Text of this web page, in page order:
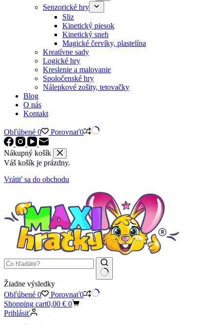
Senzorické hry
Sliz
Kinetický piesok
Kinetický sneh
Magické červíky, plastelína
Kreatívne sady
Logické hry
Kreslenie a malovanie
Spoločenské hry
Nálepkové zošity, tetovačky
Blog
O nás
Kontakt
Obľúbené 0 Porovnať0
Nákupný košík
Váš košík je prázdny.
Vrátiť sa do obchodu
Žiadne výsledky
Obľúbené 0 Porovnať0
Shopping cart0,00 € 0
Prihlásiť